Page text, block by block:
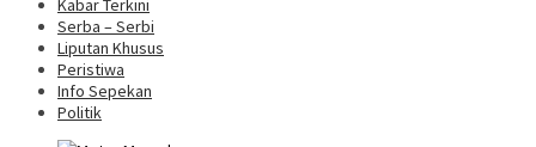
Kabar Terkini
Serba – Serbi
Liputan Khusus
Peristiwa
Info Sepekan
Politik